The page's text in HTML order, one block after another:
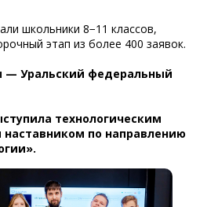
школьники 8−11 классов,
этап из более 400 заявок.
— Уральский федеральный
технологическим
по направлению